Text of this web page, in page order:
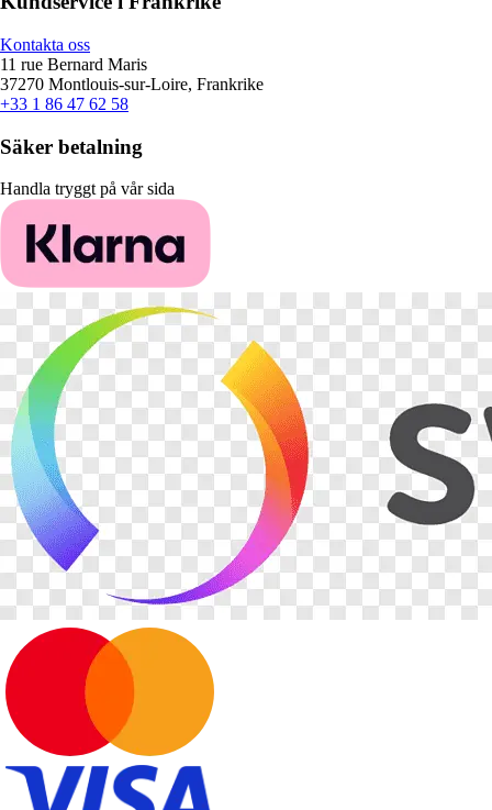
Kontakta oss
11 rue Bernard Maris
37270 Montlouis-sur-Loire, Frankrike
+33 1 86 47 62 58
Säker betalning
Handla tryggt på vår sida